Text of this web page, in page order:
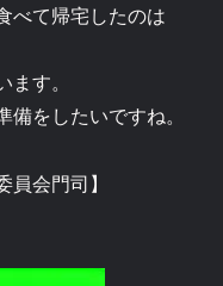
べて帰宅したのは
す。
をしたいですね。
員会門司】